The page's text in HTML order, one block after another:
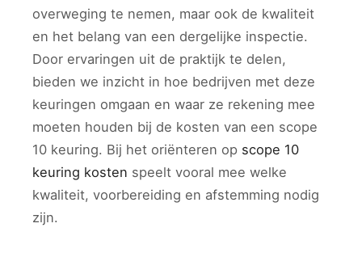
overweging te nemen, maar ook de kwaliteit
en het belang van een dergelijke inspectie.
Door ervaringen uit de praktijk te delen,
bieden we inzicht in hoe bedrijven met deze
keuringen omgaan en waar ze rekening mee
moeten houden bij de kosten van een scope
10 keuring. Bij het oriënteren op scope 10
keuring kosten speelt vooral mee welke
kwaliteit, voorbereiding en afstemming nodig
zijn.